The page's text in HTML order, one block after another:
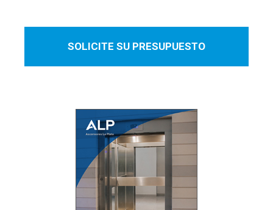
SOLICITE SU PRESUPUESTO